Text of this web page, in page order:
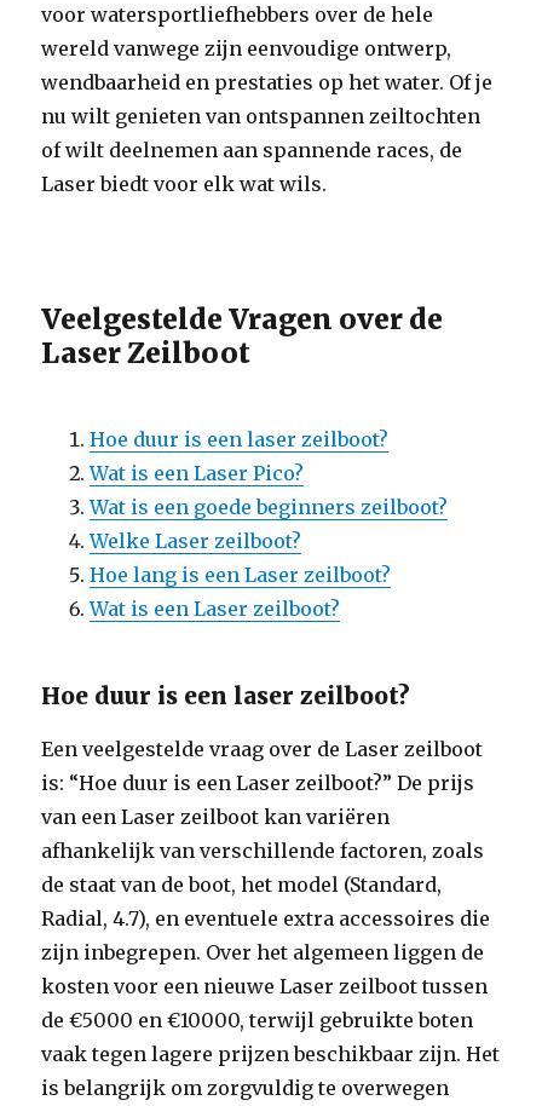
voor watersportliefhebbers over de hele
wereld vanwege zijn eenvoudige ontwerp,
wendbaarheid en prestaties op het water. Of je
nu wilt genieten van ontspannen zeiltochten
of wilt deelnemen aan spannende races, de
Laser biedt voor elk wat wils.
Veelgestelde Vragen over de
Laser Zeilboot
Hoe duur is een laser zeilboot?
Wat is een Laser Pico?
Wat is een goede beginners zeilboot?
Welke Laser zeilboot?
Hoe lang is een Laser zeilboot?
Wat is een Laser zeilboot?
Hoe duur is een laser zeilboot?
Een veelgestelde vraag over de Laser zeilboot
is: “Hoe duur is een Laser zeilboot?” De prijs
van een Laser zeilboot kan variëren
afhankelijk van verschillende factoren, zoals
de staat van de boot, het model (Standard,
Radial, 4.7), en eventuele extra accessoires die
zijn inbegrepen. Over het algemeen liggen de
kosten voor een nieuwe Laser zeilboot tussen
de €5000 en €10000, terwijl gebruikte boten
vaak tegen lagere prijzen beschikbaar zijn. Het
is belangrijk om zorgvuldig te overwegen